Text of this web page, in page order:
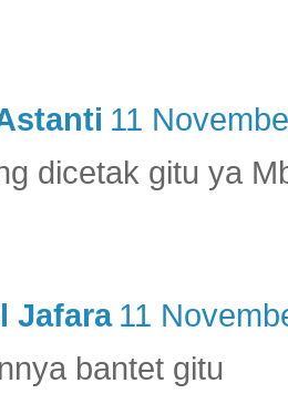
11
dicetak gitu ya
Jafara 11
bantet gitu